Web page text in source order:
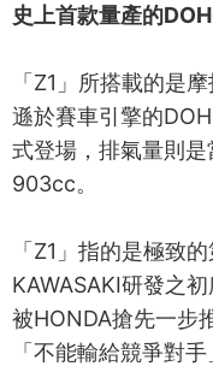
史上首款量產的
「Z1」所搭載的是
遜於賽車引擎的
式登場，排氣量則
903cc。
「Z1」指的是極致
KAWASAKI研發之
被HONDA搶先一步
「不能輸給競爭對